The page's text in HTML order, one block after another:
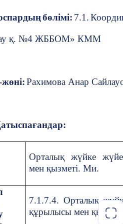
оқушыларға жаңа
технология, «сын
мән беру, оқушыларды түгелдеу,
әдістері арқылы ауыл
қолтұқымдарын жақсарту
ұғымын түсіну
Білу, түсіну, қолдану
Пәнге қатысты сөздік
ұлпасы», «нейрон»,
зат», «сұр зат».
Лексикалық
нейрон - нейрон - neuron
бөлімі: 7.1.
қ. №4 ЖББОМ» КММ
Рахимова Анар
Орталық жүйке
мен қызметі. Ми.
7.1.7.4. Орталық
құрылысы мен